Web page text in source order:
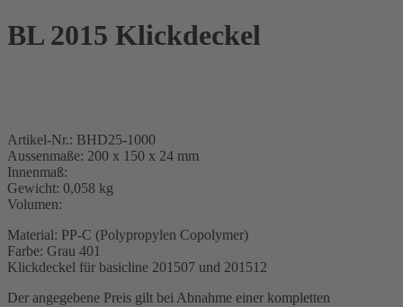
BL 2015 Klickdeckel
Artikel-Nr.: BHD25-1000
Aussenmaße: 200 x 150 x 24 mm
Innenmaß:
Gewicht: 0,058 kg
Volumen:
Material: PP-C (Polypropylen Copolymer)
Farbe: Grau 401
Klickdeckel für basicline 201507 und 201512
Der angegebene Preis gilt bei Abnahme einer kompletten